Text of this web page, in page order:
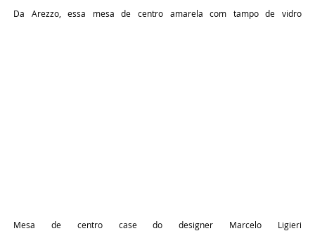
Da Arezzo, essa mesa de centro amarela com tampo de vidro
Mesa de centro case do designer Marcelo Ligieri